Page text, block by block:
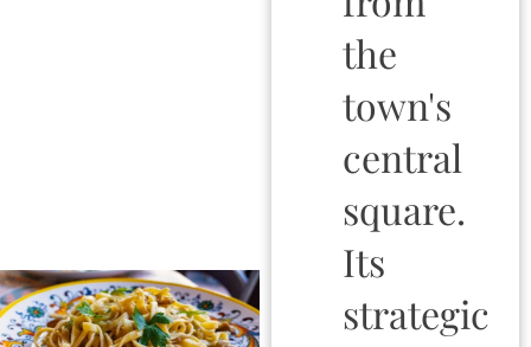
the
town's
central
square.
Its
strategic